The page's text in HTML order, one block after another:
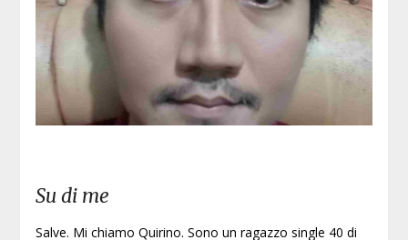
Su di me
Salve. Mi chiamo Quirino. Sono un ragazzo single 40 di